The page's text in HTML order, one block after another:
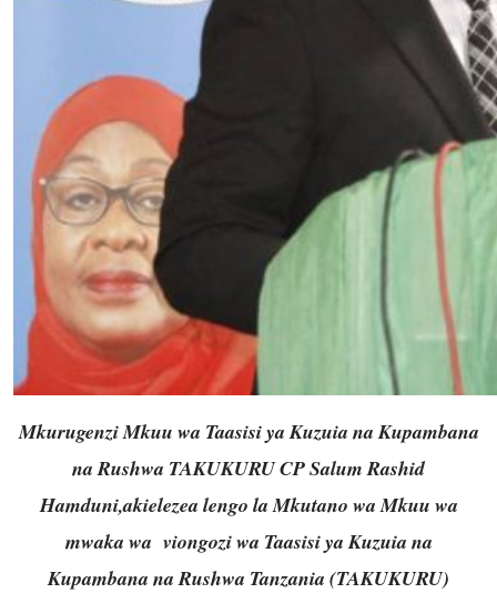
Mkurugenzi Mkuu wa Taasisi ya Kuzuia na Kupambana
na Rushwa TAKUKURU CP Salum Rashid
Hamduni,akielezea lengo la Mkutano wa Mkuu wa
mwaka wa viongozi wa Taasisi ya Kuzuia na
Kupambana na Rushwa Tanzania (TAKUKURU)